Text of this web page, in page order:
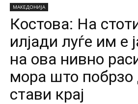
МАКЕДОНИЈА
Костова: На
илјади луѓе им е
на ова нивно
мора што побрзо
стави крај